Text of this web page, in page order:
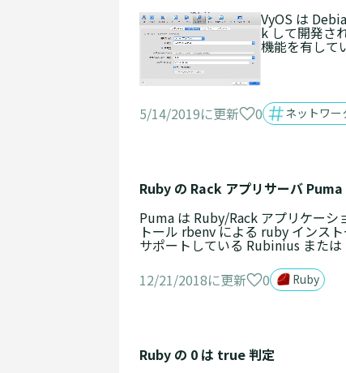
VyOS は
k して開発さ
機能を有して
5/14/2019に更新 0 ネットワー
Ruby の Rack アプリサーバ
Puma は Ruby/Rack アプリケー
トール rbenv による ruby インス
サポートしている Rubinius また
12/21/2018に更新
0 Ruby
Ruby の 0 は true 判定